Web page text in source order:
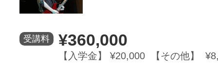
受講料 ¥360,000
【入学金】 ¥20,000 【その他】